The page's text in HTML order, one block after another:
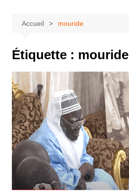
Accueil mouride
Étiquette : mouride